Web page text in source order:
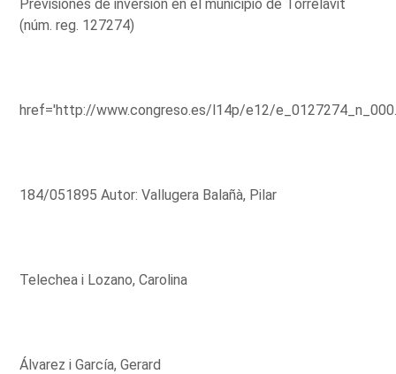
Previsiones de inversión en el municipio de Torrelavit
(núm. reg. 127274)
href='http://www.congreso.es/l14p/e12/
184/051895 Autor: Vallugera Balañà, Pilar
Telechea i Lozano, Carolina
Álvarez i García, Gerard